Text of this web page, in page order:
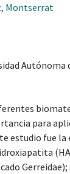
Montserrat
Autónoma
para
estudio fue la